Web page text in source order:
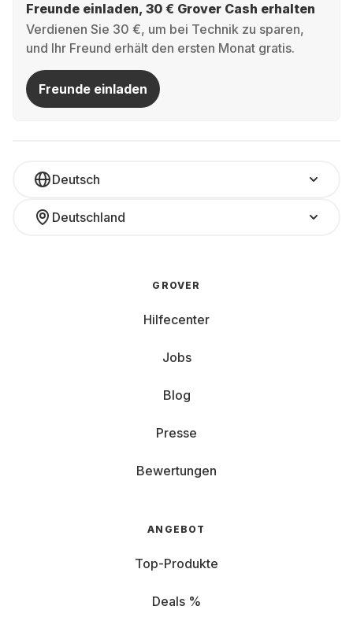
Freunde einladen, 30 € Grover Cash erhalten
Verdienen Sie 30 €, um bei Technik zu sparen,
und Ihr Freund erhält den ersten Monat gratis.
Freunde einladen
Deutsch
Deutschland
GROVER
Hilfecenter
Jobs
Blog
Presse
Bewertungen
ANGEBOT
Top-Produkte
Deals %